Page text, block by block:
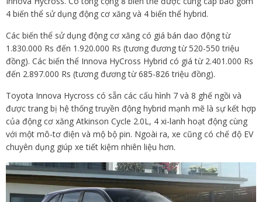
4 biến thể sử dụng động cơ xăng và 4 biến thể hybrid.
Các biến thể sử dụng động cơ xăng có giá bán dao động từ
1.830.000 Rs đến 1.920.000 Rs (tương đương từ 520-550 triệu
đồng). Các biến thể Innova HyCross Hybrid có giá từ 2.401.000 Rs
đến 2.897.000 Rs (tương đương từ 685-826 triệu đồng).
Toyota Innova Hycross có sẵn các cấu hình 7 và 8 ghế ngồi và
được trang bị hệ thống truyền động hybrid mạnh mẽ là sự kết hợp
của động cơ xăng Atkinson Cycle 2.0L, 4 xi-lanh hoạt động cùng
với một mô-tơ điện và mộ bộ pin. Ngoài ra, xe cũng có chế độ EV
chuyên dụng giúp xe tiết kiệm nhiên liệu hơn.